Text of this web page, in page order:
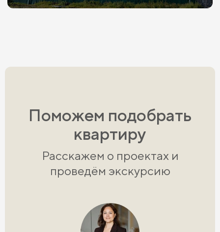
Поможем подобрать
квартиру
Расскажем о проектах и
проведём экскурсию